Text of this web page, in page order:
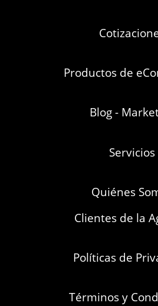
Productos de
Blog -
Servicios
Quiénes
Clientes de la
Políticas de
Términos y